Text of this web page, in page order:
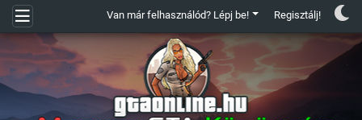
Van már felhasználód? Lépj be! Regisztálj!